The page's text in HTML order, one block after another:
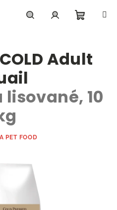
košík
Adult
10
PET FOOD